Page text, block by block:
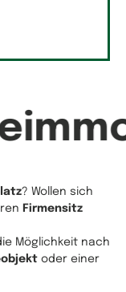
? Wollen sich
Firmensitz
Möglichkeit nach
oder einer